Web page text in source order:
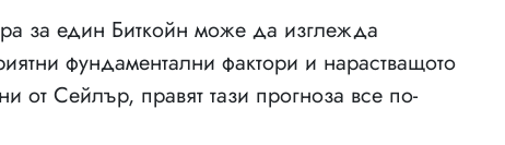
за един Биткойн може да изглежда
фундаментални фактори и нарастващото
от Сейлър, правят тази прогноза все по-